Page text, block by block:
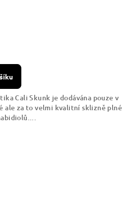
Cali Skunk je dodávána pouze v
ale za to velmi kvalitní sklizně plné